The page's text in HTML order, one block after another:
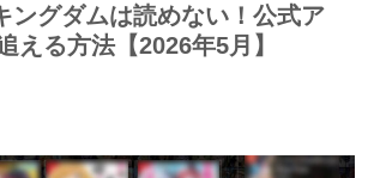
ングダムは読めない！公式ア
える方法【2026年5月】